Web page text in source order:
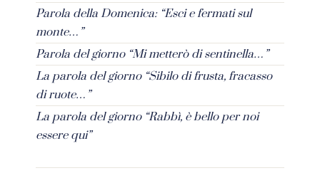
Parola della Domenica: “Esci e fermati sul
monte…”
Parola del giorno “Mi metterò di sentinella…”
La parola del giorno “Sibilo di frusta, fracasso
di ruote…”
La parola del giorno “Rabbì, è bello per noi
essere qui”